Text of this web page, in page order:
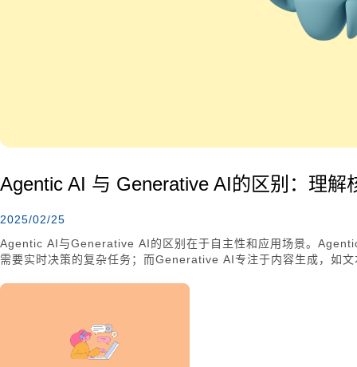
Agentic AI 与 Generative AI的区别：理解
2025/02/25
Agentic AI与Generative AI的区别在于自主性和应用场景。
需要实时决策的复杂任务；而Generative AI专注于内容生成，如
中充分利用各自优势，实现创新发展。